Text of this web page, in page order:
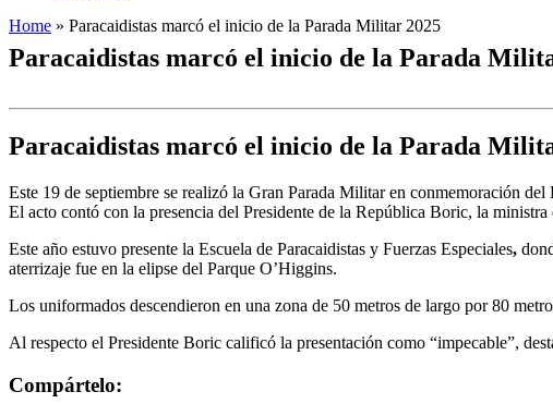
Home » Paracaidistas marcó el inicio de la Parada Militar 2025
Paracaidistas marcó el inicio de la Parada
Paracaidistas marcó el inicio de la Parada
Este 19 de septiembre se realizó la Gran Parada Militar en conmemoración
El acto contó con la presencia del Presidente de la República Boric, la
Este año estuvo presente la Escuela de Paracaidistas y Fuerzas Especiales,
aterrizaje fue en la elipse del Parque O’Higgins.
Los uniformados descendieron en una zona de 50 metros de largo por 80
Al respecto el Presidente Boric calificó la presentación como “impecable”,
Compártelo: